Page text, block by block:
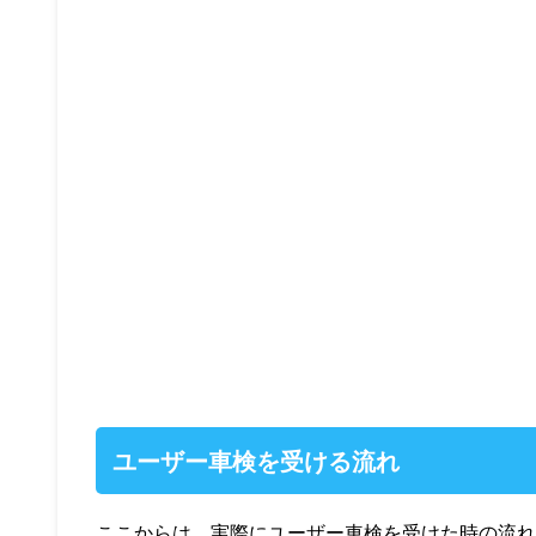
ユーザー車検を受ける流れ